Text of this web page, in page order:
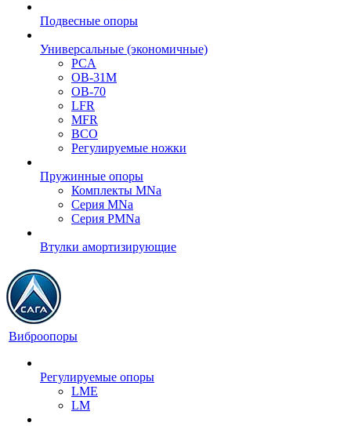
Подвесные опоры
Универсальные (экономичные)
PCA
ОВ-31М
OB-70
LFR
MFR
ВСО
Регулируемые ножки
Пружинные опоры
Комплекты MNa
Серия MNa
Серия PMNa
Втулки амортизирующие
Виброопоры
Регулируемые опоры
LME
LM